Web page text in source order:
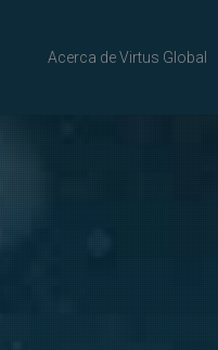
Acerca de Virtus Global